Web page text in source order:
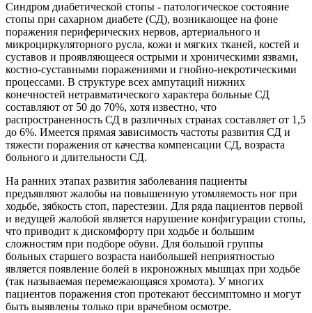
Синдром диабетической стопы - патологическое состояние
стопы при сахарном диабете (СД), возникающее на фоне
поражения периферических нервов, артериального и
микроциркуляторного русла, кожи и мягких тканей, костей и
суставов и проявляющееся острыми и хроническими язвами,
костно-суставными поражениями и гнойно-некротическими
процессами. В структуре всех ампутаций нижних
конечностей нетравматического характера больные СД
составляют от 50 до 70%, хотя известно, что
распространенность СД в различных странах составляет от 1,5
до 6%. Имеется прямая зависимость частоты развития СД и
тяжести поражения от качества компенсации СД, возраста
больного и длительности СД.
На ранних этапах развития заболевания пациенты
предъявляют жалобы на повышенную утомляемость ног при
ходьбе, зябкость стоп, парестезии. Для ряда пациентов первой
и ведущей жалобой является нарушение конфигурации стопы,
что приводит к дискомфорту при ходьбе и большим
сложностям при подборе обуви. Для большой группы
больных старшего возраста наибольшей неприятностью
является появление болей в икроножных мышцах при ходьбе
(так называемая перемежающаяся хромота). У многих
пациентов поражения стоп протекают бессимптомно и могут
быть выявлены только при врачебном осмотре.